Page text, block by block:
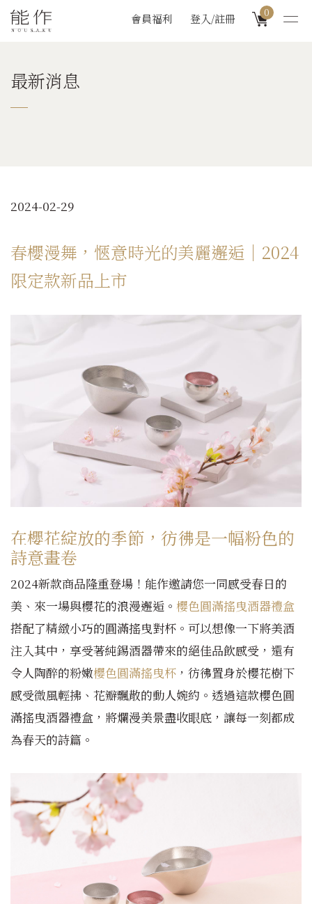
會員福利 登入/註冊 0
最新消息
2024-02-29
春櫻漫舞，愜意時光的美麗邂逅｜2024
限定款新品上市
在櫻花綻放的季節，彷彿是一幅粉色的
詩意畫卷
2024新款商品隆重登場！能作邀請您一同感受春日的
美、來一場與櫻花的浪漫邂逅。 櫻色圓滿搖曳酒器禮盒
搭配了精緻小巧的圓滿搖曳對杯。可以想像一下將美酒
注入其中，享受著純錫酒器帶來的絕佳品飲感受，還有
令人陶醉的粉嫩櫻色圓滿搖曳杯 ，彷彿置身於櫻花樹下
感受微風輕拂、花瓣飄散的動人婉約。透過這款櫻色圓
滿搖曳酒器禮盒，將爛漫美景盡收眼底，讓每一刻都成
為春天的詩篇。